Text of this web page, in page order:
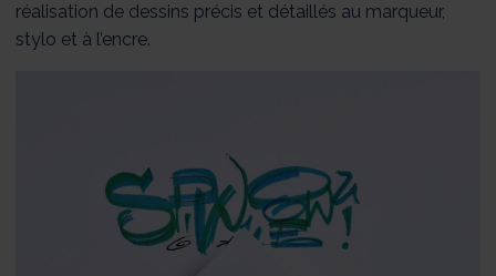
réalisation de dessins précis et détaillés au marqueur,
stylo et à l’encre.